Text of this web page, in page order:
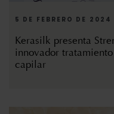
5 DE FEBRERO DE 2024
Kerasilk presenta
innovador
capilar